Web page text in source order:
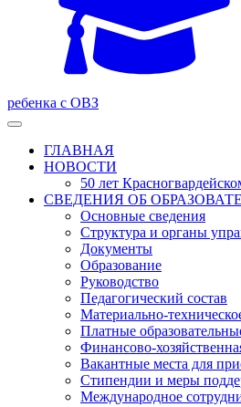
ребенка с ОВЗ
ГЛАВНАЯ
НОВОСТИ
50 лет
СВЕДЕНИЯ ОБ
Основные сведения
Структура и органы
Документы
Образование
Руководство
Педагогический состав
Материально-
Платные
Финансово-
Вакантные места для
Стипендии и меры
Международное